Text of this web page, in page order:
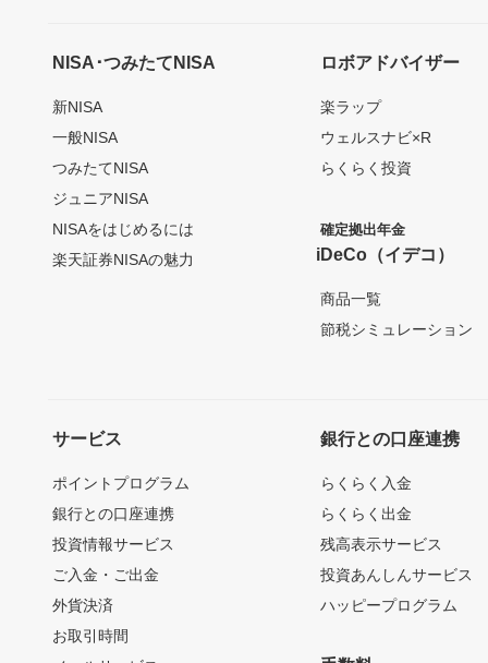
NISA･つみたてNISA
新NISA
一般NISA
つみたてNISA
ジュニアNISA
NISAをはじめるには
楽天証券NISAの魅力
ロボアドバイザー
楽ラップ
ウェルスナビ×R
らくらく投資
確定拠出年金
iDeCo（イデコ）
商品一覧
節税シミュレーション
サービス
ポイントプログラム
銀行との口座連携
投資情報サービス
ご入金・ご出金
外貨決済
お取引時間
銀行との口座連携
らくらく入金
らくらく出金
残高表示サービス
投資あんしんサービス
ハッピープログラム